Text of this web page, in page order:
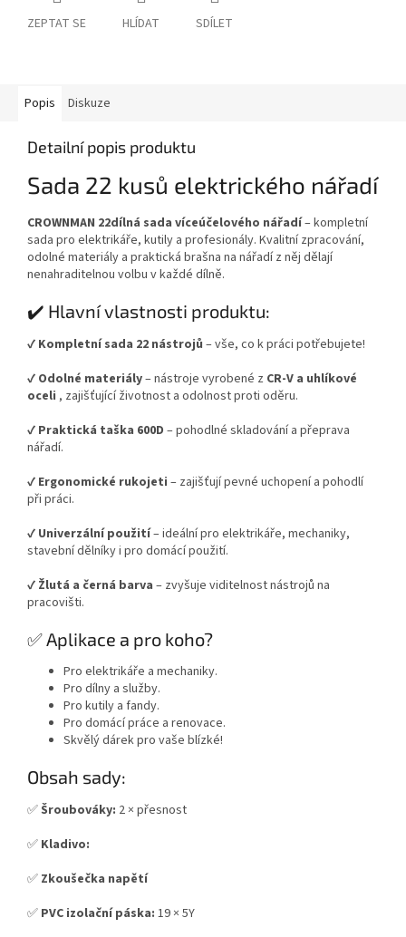
ZEPTAT SE HLÍDAT SDÍLET
Popis Diskuze
Detailní popis produktu
Sada 22 kusů elektrického nářadí
CROWNMAN 22dílná sada víceúčelového nářadí– kompletní
sada pro elektrikáře, kutily a profesionály. Kvalitní zpracování,
odolné materiály a praktická brašna na nářadí z něj dělají
nenahraditelnou volbu v každé dílně.
✔️ Hlavní vlastnosti produktu:
✔️ Kompletní sada 22 nástrojů – vše, co k práci potřebujete!
✔️ Odolné materiály– nástroje vyrobené z CR-V a uhlíkové
oceli , zajišťující životnost a odolnost proti oděru.
✔️ Praktická taška 600D – pohodlné skladování a přeprava
nářadí.
✔️ Ergonomické rukojeti – zajišťují pevné uchopení a pohodlí
při práci.
✔️ Univerzální použití– ideální pro elektrikáře, mechaniky,
stavební dělníky i pro domácí použití.
✔️ Žlutá a černá barva – zvyšuje viditelnost nástrojů na
pracovišti.
✅ Aplikace a pro koho?
Pro elektrikáře a mechaniky.
Pro dílny a služby.
Pro kutily a fandy.
Pro domácí práce a renovace.
Skvělý dárek pro vaše blízké!
Obsah sady:
✅Šroubováky: 2 × přesnost
✅ Kladivo:
✅ Zkoušečka napětí
✅ PVC izolační páska: 19 × 5Y